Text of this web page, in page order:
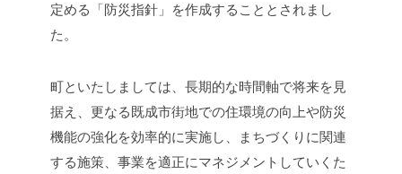
定める「防災指針」を作成することとされまし
た。
町といたしましては、長期的な時間軸で将来を見
据え、更なる既成市街地での住環境の向上や防災
機能の強化を効率的に実施し、まちづくりに関連
する施策、事業を適正にマネジメントしていくた